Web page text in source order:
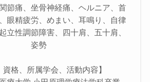
節痛、坐骨神経痛、ヘルニア、首
眼精疲労、めまい、耳鳴り、自律
立性調節障害、四十肩、五十肩、
姿勢
資格、所属学会、活動内容】